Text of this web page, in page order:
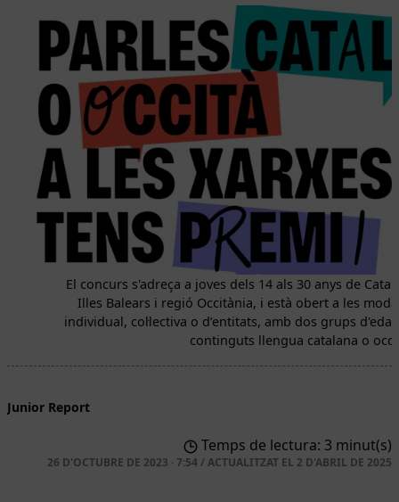
El concurs s'adreça a joves dels 14 als 30 anys de
Illes Balears i regió Occitània, i està obert a les
individual, col·lectiva o d’entitats, amb dos grups
continguts llengua catalana o
Junior Report
Temps de lectura: 3 minut(s)
26 D'OCTUBRE DE 2023 · 7:54/ACTUALITZAT EL 2 D'ABRIL DE 2025